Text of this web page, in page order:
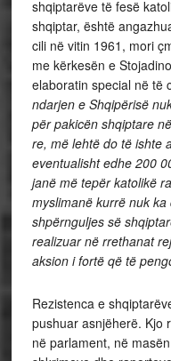
shqiptarëve të fesë
shqiptar, është
cili në vitin 1961, mori
me kërkesën e
elaboratin special në të
ndarjen e Shqipërisë
për pakicën shqiptare
re, më lehtë do të ishte
eventualisht edhe 200
janë më tepër katolikë
myslimanëkurrë nuk ka
shpërnguljes së
realizuar në rrethanat
aksion i fortë që të
Rezistenca e
pushuar asnjëherë. Kjo
në parlament, në